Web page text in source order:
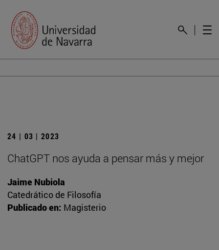
24 | 03 | 2023
ChatGPT nos ayuda a pensar más y mejor
Jaime Nubiola
Catedrático de Filosofía
Publicado en: Magisterio